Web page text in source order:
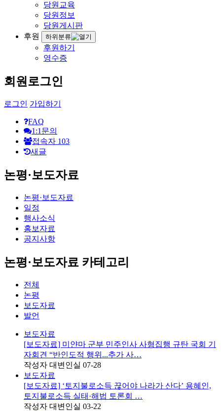
당원교육
당원정보
당원게시판
후원
하위분류
후원하기
영수증
회원로그인
로그인 가입하기
FAQ
1:1문의
접속자 103
새글
논평·보도자료
논평·보도자료
일정
행사소식
홍보자료
공지사항
논평·보도자료 카테고리
전체
논평
보도자료
발언
보도자료
[보도자료] 미얀마 군부 민주인사 사형집행 규탄 국회 기
자회견 “반인도적 행위...추가 사…
작성자 대변인실 07-28
보도자료
[보도자료] ‘토지불로소득 끊어야 나라가 산다’ 용혜인,
토지불로소득 실태·해법 토론회 …
작성자 대변인실 03-22